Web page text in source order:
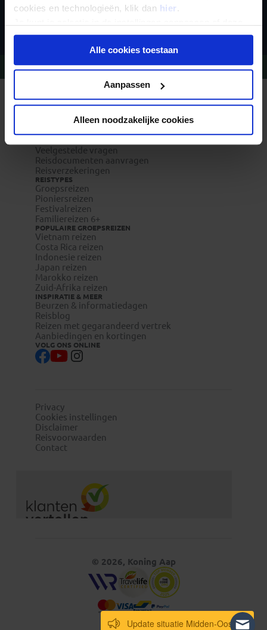
cookies en technologieën, klik dan hier .
onder aan de pagina op elk gewenst moment voor de
toekomst wijzigen.Alle cookies toestaan
Aanpassen
Alleen noodzakelijke cookies
Inschrijven
Vragen?Bel 09-234 13 11
REIZEN MET KONING AAP
Waarom Koning Aap?
Bestemmingen
Veelgestelde vragen
Reisdocumenten aanvragen
Reisverzekeringen
REISTYPES
Groepsreizen
Pioniersreizen
Festivalreizen
Familiereizen 6+
POPULAIRE GROEPSREIZEN
Vietnam reizen
Costa Rica reizen
Indonesie reizen
Japan reizen
Marokko reizen
Zuid-Afrika reizen
INSPIRATIE & MEER
Beurzen & informatiedagen
Reisblog
Reizen met gegarandeerd vertrek
Aanbiedingen en kortingen
VOLG ONS ONLINE
Privacy
Cookies instellingen
Disclaimer
Reisvoorwaarden
Contact
© 2026, Koning Aap
Update situatie Midden-Oosten